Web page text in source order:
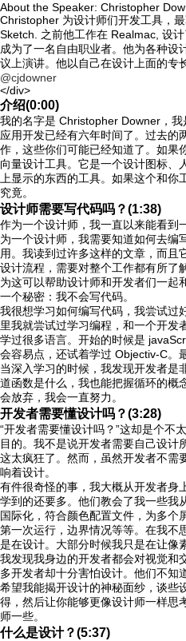
About the Speaker: Christopher
Christopher 为设计师们开发工具，
Sketch. 之前他工作在 Realmac, 设
成为了一名自由职业者。他为各种设
议上演讲。他以自己在设计上面的专
@cjdowner
</div>
介绍(0:00)
我的名字是 Christopher Downer，
应用开发已经有六年时间了。过去的
作，这些你们可能已经知道了。如果
向量设计工具。它是一个设计图标、
上显示的东西的工具。如果这个和
究竟。
设计师需要写代码吗？(1:38)
作为一个设计师，我一直以来能看到
为一个设计师，我需要知道如何去编
用。我读到过许多这样的文章，而且
设计流程，需要对整个工作都有所了
为这可以帮助设计师和开发者们一起
一个秘密：我不会写代码。
我很想学习如何编写代码，我尝试过
里我就尝试过学习编程，和一个开发
学过很多语言。开始的时候是
会容易点，还试着学过 Objectiv-C。
当深入学习的时候，我发现开发者是
道函数是什么，我也能把握循环的概
会放弃，我会一直努力。
开发者需要懂设计吗？(3:28)
“开发者需要懂设计吗？”这却是个不
目的。我不是说开发者需要自己设计
这太疯狂了。然而，虽然开发者不需
响着设计。
有件很奇怪的事，我大概从开发者身
学到的还要多。他们教会了我一些我
国际化，符合颜色配置文件，为多个
第一次运行，边界情况等等。在我不
是在设计。大部分时候我只是在让像
我发现我身边的开发者都会对视觉和
多开发者却十分害怕设计。他们不知
希望我能揭开设计的神秘面纱，谈些
得，然后让你能够更像设计师一样思
师一些。
什么是设计？(5:37)